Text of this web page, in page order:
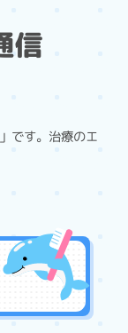
信
です。治療のエ